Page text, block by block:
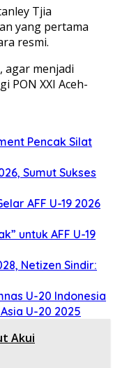
Tjia
yang pertama
resmi.
agar menjadi
PON XXI Aceh-
Pencak Silat
Sumut Sukses
AFF U-19 2026
untuk AFF U-19
Netizen Sindir:
U-20 Indonesia
U-20 2025
Akui